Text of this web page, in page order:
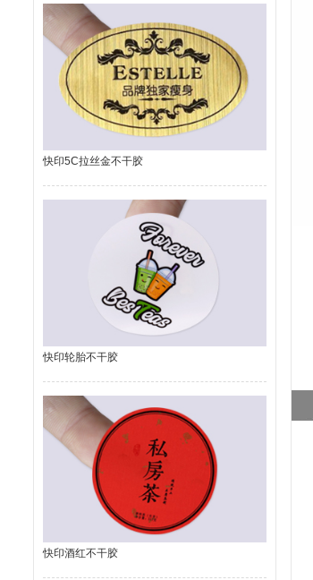
快印5C拉丝金不干胶
快印轮胎不干胶
快印酒红不干胶